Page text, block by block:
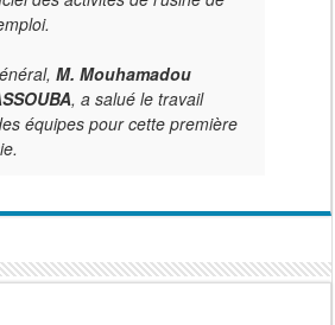
M. Mouhamadou
, a salué le travail
équipes pour cette première